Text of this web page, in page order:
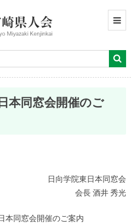
本同窓会開催のご
日向学院東日本同窓会
会長 酒井 秀光
本同窓会開催のご案内